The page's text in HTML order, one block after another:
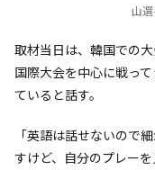
山
取材当日は、韓国での
国際大会を中心に戦っ
ていると話す。
「英語は話せないので
すけど、自分のプレー